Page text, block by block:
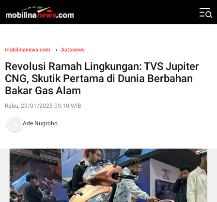
mobilinanews.com Autonews
Revolusi Ramah Lingkungan: TVS Jupiter
CNG, Skutik Pertama di Dunia Berbahan
Bakar Gas Alam
Rabu, 29/01/2025 09:10 WIB
Ade Nugroho